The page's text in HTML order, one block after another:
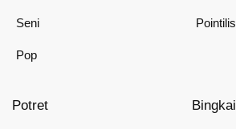
Seni
Pop
Potret Bingkai